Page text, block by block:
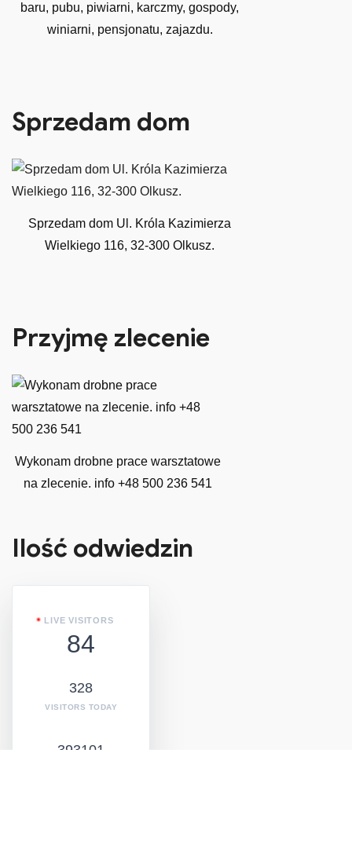
baru, pubu, piwiarni, karczmy, gospody,
winiarni, pensjonatu, zajazdu.
Sprzedam dom
Sprzedam dom Ul. Króla Kazimierza
Wielkiego 116, 32-300 Olkusz.
Przyjmę zlecenie
Wykonam drobne prace warsztatowe
na zlecenie. info +48 500 236 541
Ilość odwiedzin
LIVE VISITORS
84
328
VISITORS TODAY
393101